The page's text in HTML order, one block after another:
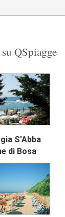
QSpiagge
S'Abba
di Bosa